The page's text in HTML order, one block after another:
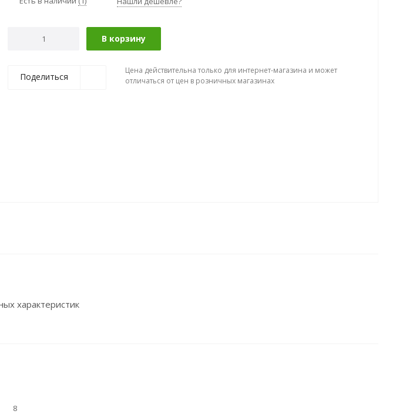
В корзину
Поделиться
Цена действительна только для интернет-магазина и может
отличаться от цен в розничных магазинах
характеристик
8